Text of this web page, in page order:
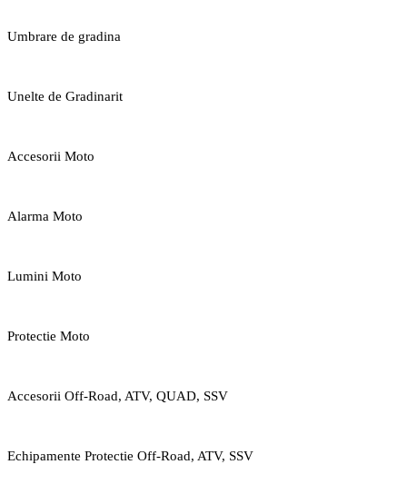
Umbrare de gradina
Unelte de Gradinarit
Accesorii Moto
Alarma Moto
Lumini Moto
Protectie Moto
Accesorii Off-Road, ATV, QUAD, SSV
Echipamente Protectie Off-Road, ATV, SSV